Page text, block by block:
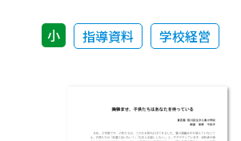
小 指導資料 学校経営